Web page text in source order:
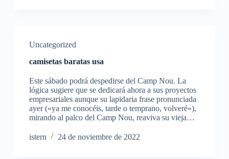
Uncategorized
camisetas baratas usa
Este sábado podrá despedirse del Camp Nou. La
lógica sugiere que se dedicará ahora a sus proyectos
empresariales aunque su lapidaria frase pronunciada
ayer («ya me conocéis, tarde o temprano, volveré»),
mirando al palco del Camp Nou, reaviva su vieja…
istern 24 de noviembre de 2022